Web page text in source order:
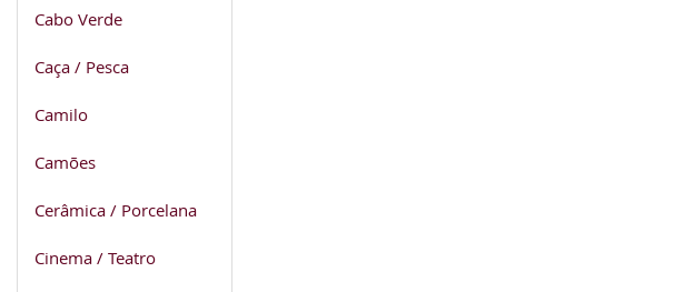
Cabo Verde
Caça / Pesca
Camilo
Camões
Cerâmica / Porcelana
Cinema / Teatro